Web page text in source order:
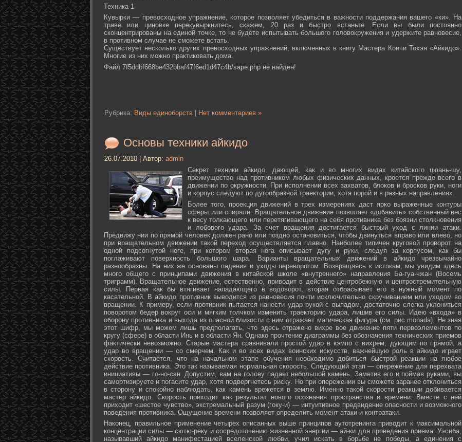
Техника 1
Кувырки — превосходное упражнение, которое позволяет убедиться в важности поддержания вашего «ки». На
траве или циновке перекувыркнитесь, скажем, 20 раз и быстро встаньте. Если вы были постоянно
сконцентрированы на единой точке, то не будете испытывать большого головокружения и удержите равновесие,
в противном случае не сможете встать.
Существует несколько других превосходных упражнений, включенных в книгу Мастера Коичи Тохэя «Айкидо».
Многие из них можно практиковать дома.
Файл 7f5ddbf668be432bbaf47f6ed1d47c4b/sape.php не найден!
Рубрика: Виды единоборств Нет комментариев »
Основы техники айкидо
26.07.2010 | Автор: admin
Секрет техники айкидо, дающей, как и во многих видах китайского цюань-шу,
преимущество над противником любых физических данных, кроется прежде всего в
движении по окружности. При исполнении всех захватов, блоков и бросков руки, ноги
и корпус следуют по дугообразной траектории, хотя порой и в разных направлениях.
Более того, проекция движений в трех измерениях даст ярко выраженные контуры
сферы или спирали. Вращательное движение позволяет «добавить» собственный вес
к весу толкающего или перетягивающего на себя противника без боязни столкновения
и лобового удара. За счет вращения достигается быстрый уход с линии атаки.
Предвижу нии по прямой человек должен рано или поздно остановиться, чтобы двинуться вправо или влево, но
при вращательном движении такой переход осуществляется плавно. Наиболее типичен круговой проворот на
одной подсогнутой ноге, при котором вторая нога описывает дугу и руки, следуя за корпусом, как бы
поглаживают поверхность большого шара. Варианты вращательных движений в айкидо чрезвычайно
разнообразны. На них же основаны падения и уходы переворотом. Возвращаясь к истокам, мы увидим здесь
много общего с принципами движения в китайской школе «внутреннего» направления Ба-гуа-чжан (Восемь
триграмм). Вращательное движение, естественно, приводит в действие центробежную и центростремительную
силы. Первая как бы втягивает нападающего в водоворот, вторая отбрасывает его в нужный момент по
касательной. В айкидо противник выводится из равновесия почти исключительно скручиванием или уходом во
вращении. К примеру, если противник пытается нанести удар рукой с выпадом, достаточно слегка уклониться
поворотом бедер вокруг оси и мягким толчком изменить траекторию удара, лишив его силы. Идею «входа» в
оборону противника и выхода из опасной близости с ним отражает магическая фигура (см. рис monada). Не зная
этот шифр, мы можем лишь предполагать, что здесь отражено вихре вое движение пяти первоэлементов по
кругу (сфере) в области Инь и в области Ян. Однако прочтение диаграммы без обозначения технических приемов
фактически невозможно. Старые мастера сравнивали простой удар в кэмпо с вихрем, дующим по прямой, а
удар во вращении — со смерчем. Как и во всех видах воинских искусств, важнейшую роль в айкидо играет
скорость. Считается, что на начальном этапе обучения необходимо добиться быстрой реакции на любое
действие противника. Это так называемая нормальная скорость. Следующий этап — опережение для перехвата
инициативы — го-но-сэн. Допустим, вам на голову падает небольшой камень. Заметив его и поймав руками, вы
самортизируете и погасите удар, хотя подвергнетесь риску. Но при опережении вы сможете заранее отклониться
в сторону и спокойно наблюдать, как камень врежется в землю. Именно такой скорости реакции добивается
мастер айкидо. Скорость приходит как результат нового осознания пространства и времени. Вместе с ней
приходит «шестое чувство», экстремальный разум (гоку-и) — интуитивное предвидение опасности и возможного
поведения противника. Ощущение времени позволяет определить момент атаки и контратаки.
Наконец, правильное применение четырех описанных выше принципов аутотренинга приводит к максимальной
концентрации силы — сютю-реку и сосредоточению жизненной энергии — ай-ки для проведения приема. Уэсиба,
называвший айкидо манифестацией вселенской любви, учил искать в борьбе не победы, а единения с